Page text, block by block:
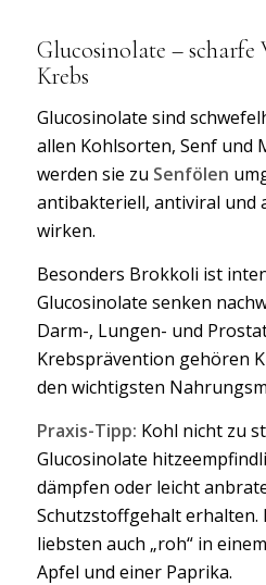
Glucosinolate – scharfe
Krebs
Glucosinolate sind
allen Kohlsorten, Senf und
werden sie zu Senfölen
antibakteriell, antiviral und
wirken.
Besonders Brokkoli ist
Glucosinolate senken
Darm-, Lungen- und
Krebsprävention gehören
den wichtigsten
Praxis-Tipp: Kohl nicht zu
Glucosinolate
dämpfen oder leicht
Schutzstoffgehalt erhalten.
liebsten auch „roh“ in
Apfel und einer Paprika.